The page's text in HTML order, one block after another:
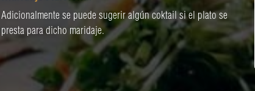
Adicionalmente se puede sugerir algún coktail si el plato se
presta para dicho maridaje.